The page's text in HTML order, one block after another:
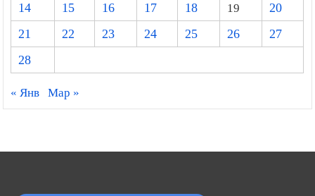
14
15 16 17 18 19
20
21
22 23 24 25 26
27
28
« Янв Мар »